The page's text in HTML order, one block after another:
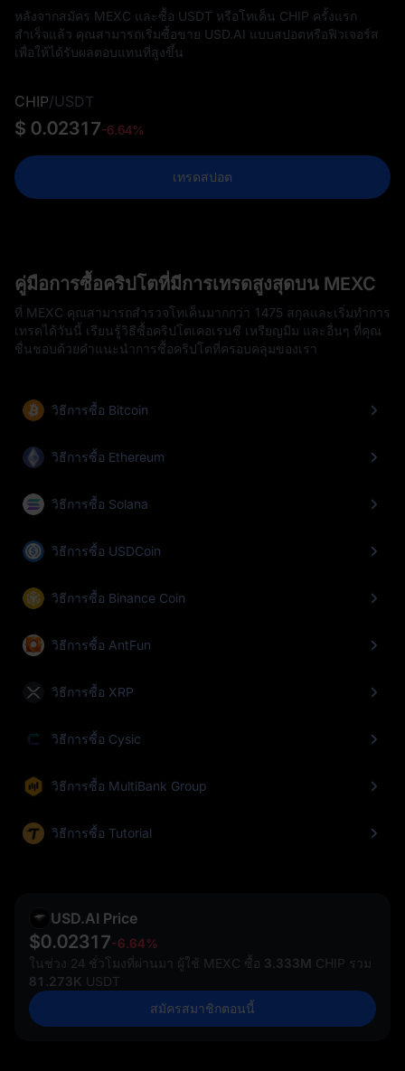
หลังจากสมัคร MEXC และซื้อ USDT หรือโทเค็น CHIP ครั้งแรก
สำเร็จแล้ว คุณสามารถเริ่มซื้อขาย USD.AI แบบสปอตหรือฟิวเจอร์ส
เพื่อให้ได้รับผลตอบแทนที่สูงขึ้น
CHIP/USDT
$ 0.02317-6.64%
เทรดสปอต
คู่มือการซื้อคริปโตที่มีการเทรดสูงสุดบน MEXC
ที่ MEXC คุณสามารถสำรวจโทเค็นมากกว่า 1475 สกุลและเริ่มทำการ
เทรดได้วันนี้ เรียนรู้วิธีซื้อคริปโตเคอเรนซี เหรียญมีม และอื่นๆ ที่คุณ
ชื่นชอบด้วยคำแนะนำการซื้อคริปโตที่ครอบคลุมของเรา
วิธีการซื้อ Bitcoin
วิธีการซื้อ Ethereum
วิธีการซื้อ Solana
วิธีการซื้อ USDCoin
วิธีการซื้อ Binance Coin
วิธีการซื้อ AntFun
วิธีการซื้อ XRP
วิธีการซื้อ Cysic
วิธีการซื้อ MultiBank Group
วิธีการซื้อ Tutorial
USD.AI Price
$0.02317-6.64%
ในช่วง 24 ชั่วโมงที่ผ่านมา ผู้ใช้ MEXC ซื้อ 3.333M CHIP รวม
81.273K USDT
สมัครสมาชิกตอนนี้